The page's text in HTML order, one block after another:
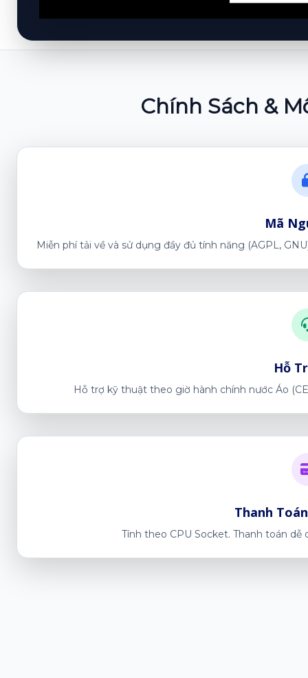
Chính Sách &
Mã
Miễn phí tải về và sử dụng đầy đủ tính năng (AGPL,
Hỗ
Hỗ trợ kỹ thuật theo giờ hành chính nước Áo
Thanh
Tính theo CPU Socket. Thanh toán